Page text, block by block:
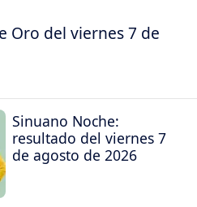
Oro del viernes 7 de
Sinuano Noche:
resultado del viernes 7
de agosto de 2026